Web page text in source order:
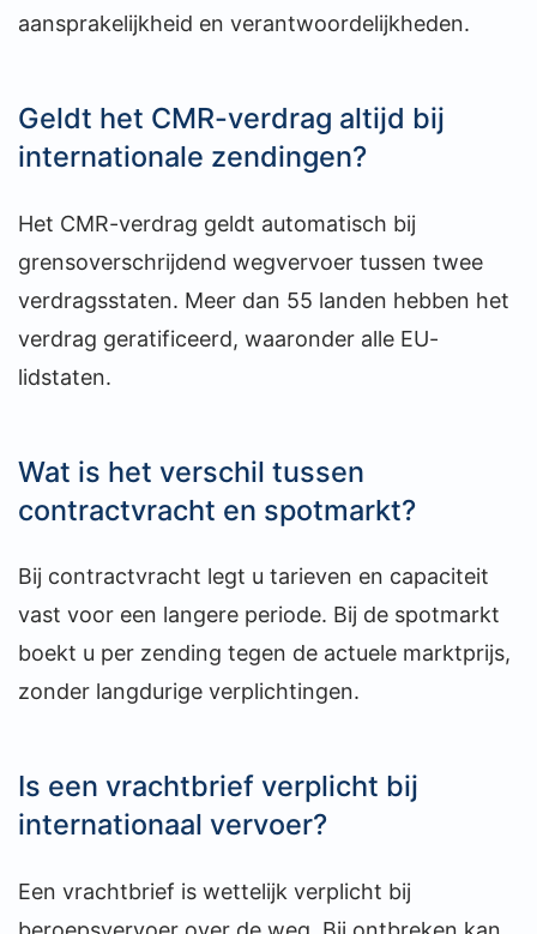
aansprakelijkheid en verantwoordelijkheden.
Geldt het CMR-verdrag altijd bij
internationale zendingen?
Het CMR-verdrag geldt automatisch bij
grensoverschrijdend wegvervoer tussen twee
verdragsstaten. Meer dan 55 landen hebben het
verdrag geratificeerd, waaronder alle EU-
lidstaten.
Wat is het verschil tussen
contractvracht en spotmarkt?
Bij contractvracht legt u tarieven en capaciteit
vast voor een langere periode. Bij de spotmarkt
boekt u per zending tegen de actuele marktprijs,
zonder langdurige verplichtingen.
Is een vrachtbrief verplicht bij
internationaal vervoer?
Een vrachtbrief is wettelijk verplicht bij